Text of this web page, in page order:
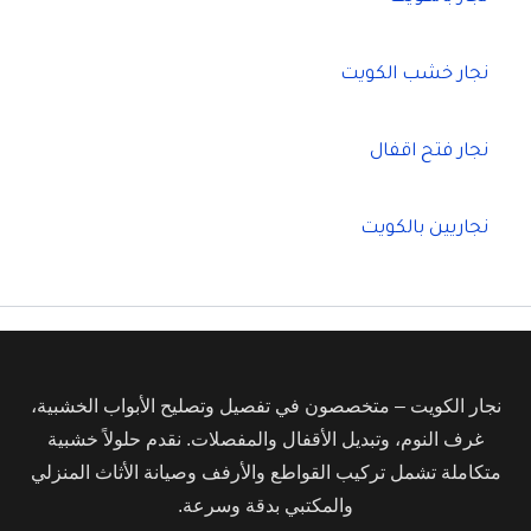
نجار خشب الكويت
نجار فتح اقفال
نجاريين بالكويت
نجار الكويت – متخصصون في تفصيل وتصليح الأبواب الخشبية،
غرف النوم، وتبديل الأقفال والمفصلات. نقدم حلولاً خشبية
متكاملة تشمل تركيب القواطع والأرفف وصيانة الأثاث المنزلي
والمكتبي بدقة وسرعة.